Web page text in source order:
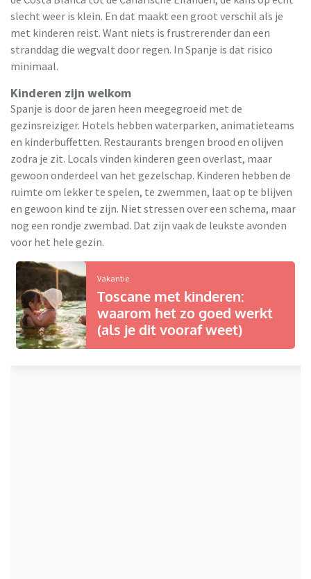
slecht weer is klein. En dat maakt een groot verschil als je
met kinderen reist. Want niets is frustrerender dan een
stranddag die wegvalt door regen. In Spanje is dat risico
minimaal.
Kinderen zijn welkom
Spanje is door de jaren heen meegegroeid met de
gezinsreiziger. Hotels hebben waterparken, animatieteams
en kinderbuffetten. Restaurants brengen brood en olijven
zodra je zit. Locals vinden kinderen geen overlast, maar
gewoon onderdeel van het gezelschap. Kinderen hebben de
ruimte om lekker te spelen, te zwemmen, laat op te blijven
en gewoon kind te zijn. Niet stressen over een schema, maar
nog een rondje zwembad. Dat zijn vaak de leukste avonden
voor het hele gezin.
Vakantie
Toscane met kinderen:
waarom het zo goed werkt
(als je dit vooraf weet)